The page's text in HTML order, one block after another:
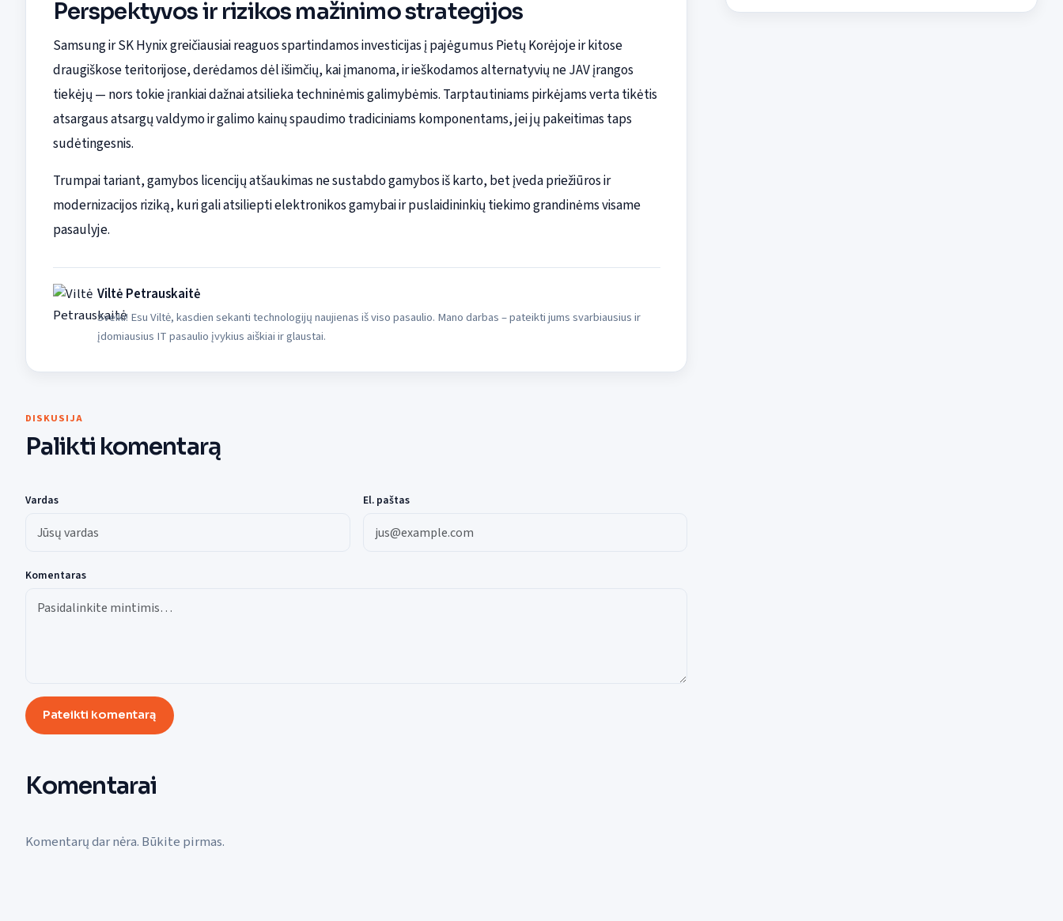
Perspektyvos ir rizikos mažinimo strategijos
Samsung ir SK Hynix greičiausiai reaguos spartindamos investicijas į pajėgumus Pietų Korėjoje ir kitose
draugiškose teritorijose, derėdamos dėl išimčių, kai įmanoma, ir ieškodamos alternatyvių ne JAV įrangos
tiekėjų — nors tokie įrankiai dažnai atsilieka techninėmis galimybėmis. Tarptautiniams pirkėjams verta tikėtis
atsargaus atsargų valdymo ir galimo kainų spaudimo tradiciniams komponentams, jei jų pakeitimas taps
sudėtingesnis.
Trumpai tariant, gamybos licencijų atšaukimas ne sustabdo gamybos iš karto, bet įveda priežiūros ir
modernizacijos riziką, kuri gali atsiliepti elektronikos gamybai ir puslaidininkių tiekimo grandinėms visame
pasaulyje.
Viltė Petrauskaitė
Sveiki! Esu Viltė, kasdien sekanti technologijų naujienas iš viso pasaulio. Mano darbas – pateikti jums svarbiausius ir
įdomiausius IT pasaulio įvykius aiškiai ir glaustai.
DISKUSIJA
Palikti komentarą
Vardas El. paštas
Komentaras
Pateikti komentarą
Komentarai
Komentarų dar nėra. Būkite pirmas.